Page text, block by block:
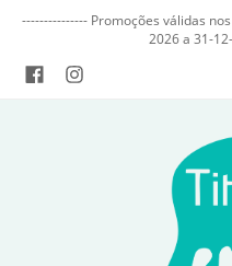
--------------- Promoções válidas
2026 a 31-